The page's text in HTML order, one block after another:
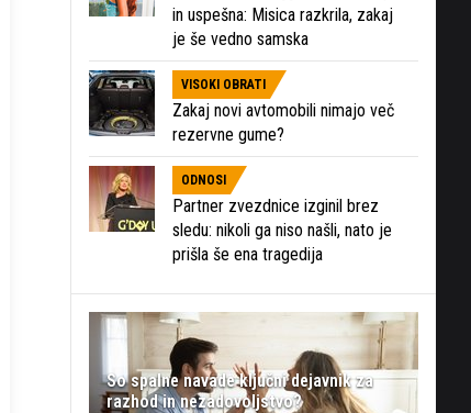
in uspešna: Misica razkrila, zakaj
je še vedno samska
VISOKI OBRATI
Zakaj novi avtomobili nimajo več
rezervne gume?
ODNOSI
Partner zvezdnice izginil brez
sledu: nikoli ga niso našli, nato je
prišla še ena tragedija
So spalne navade ključni dejavnik za
razhod in nezadovoljstvo?